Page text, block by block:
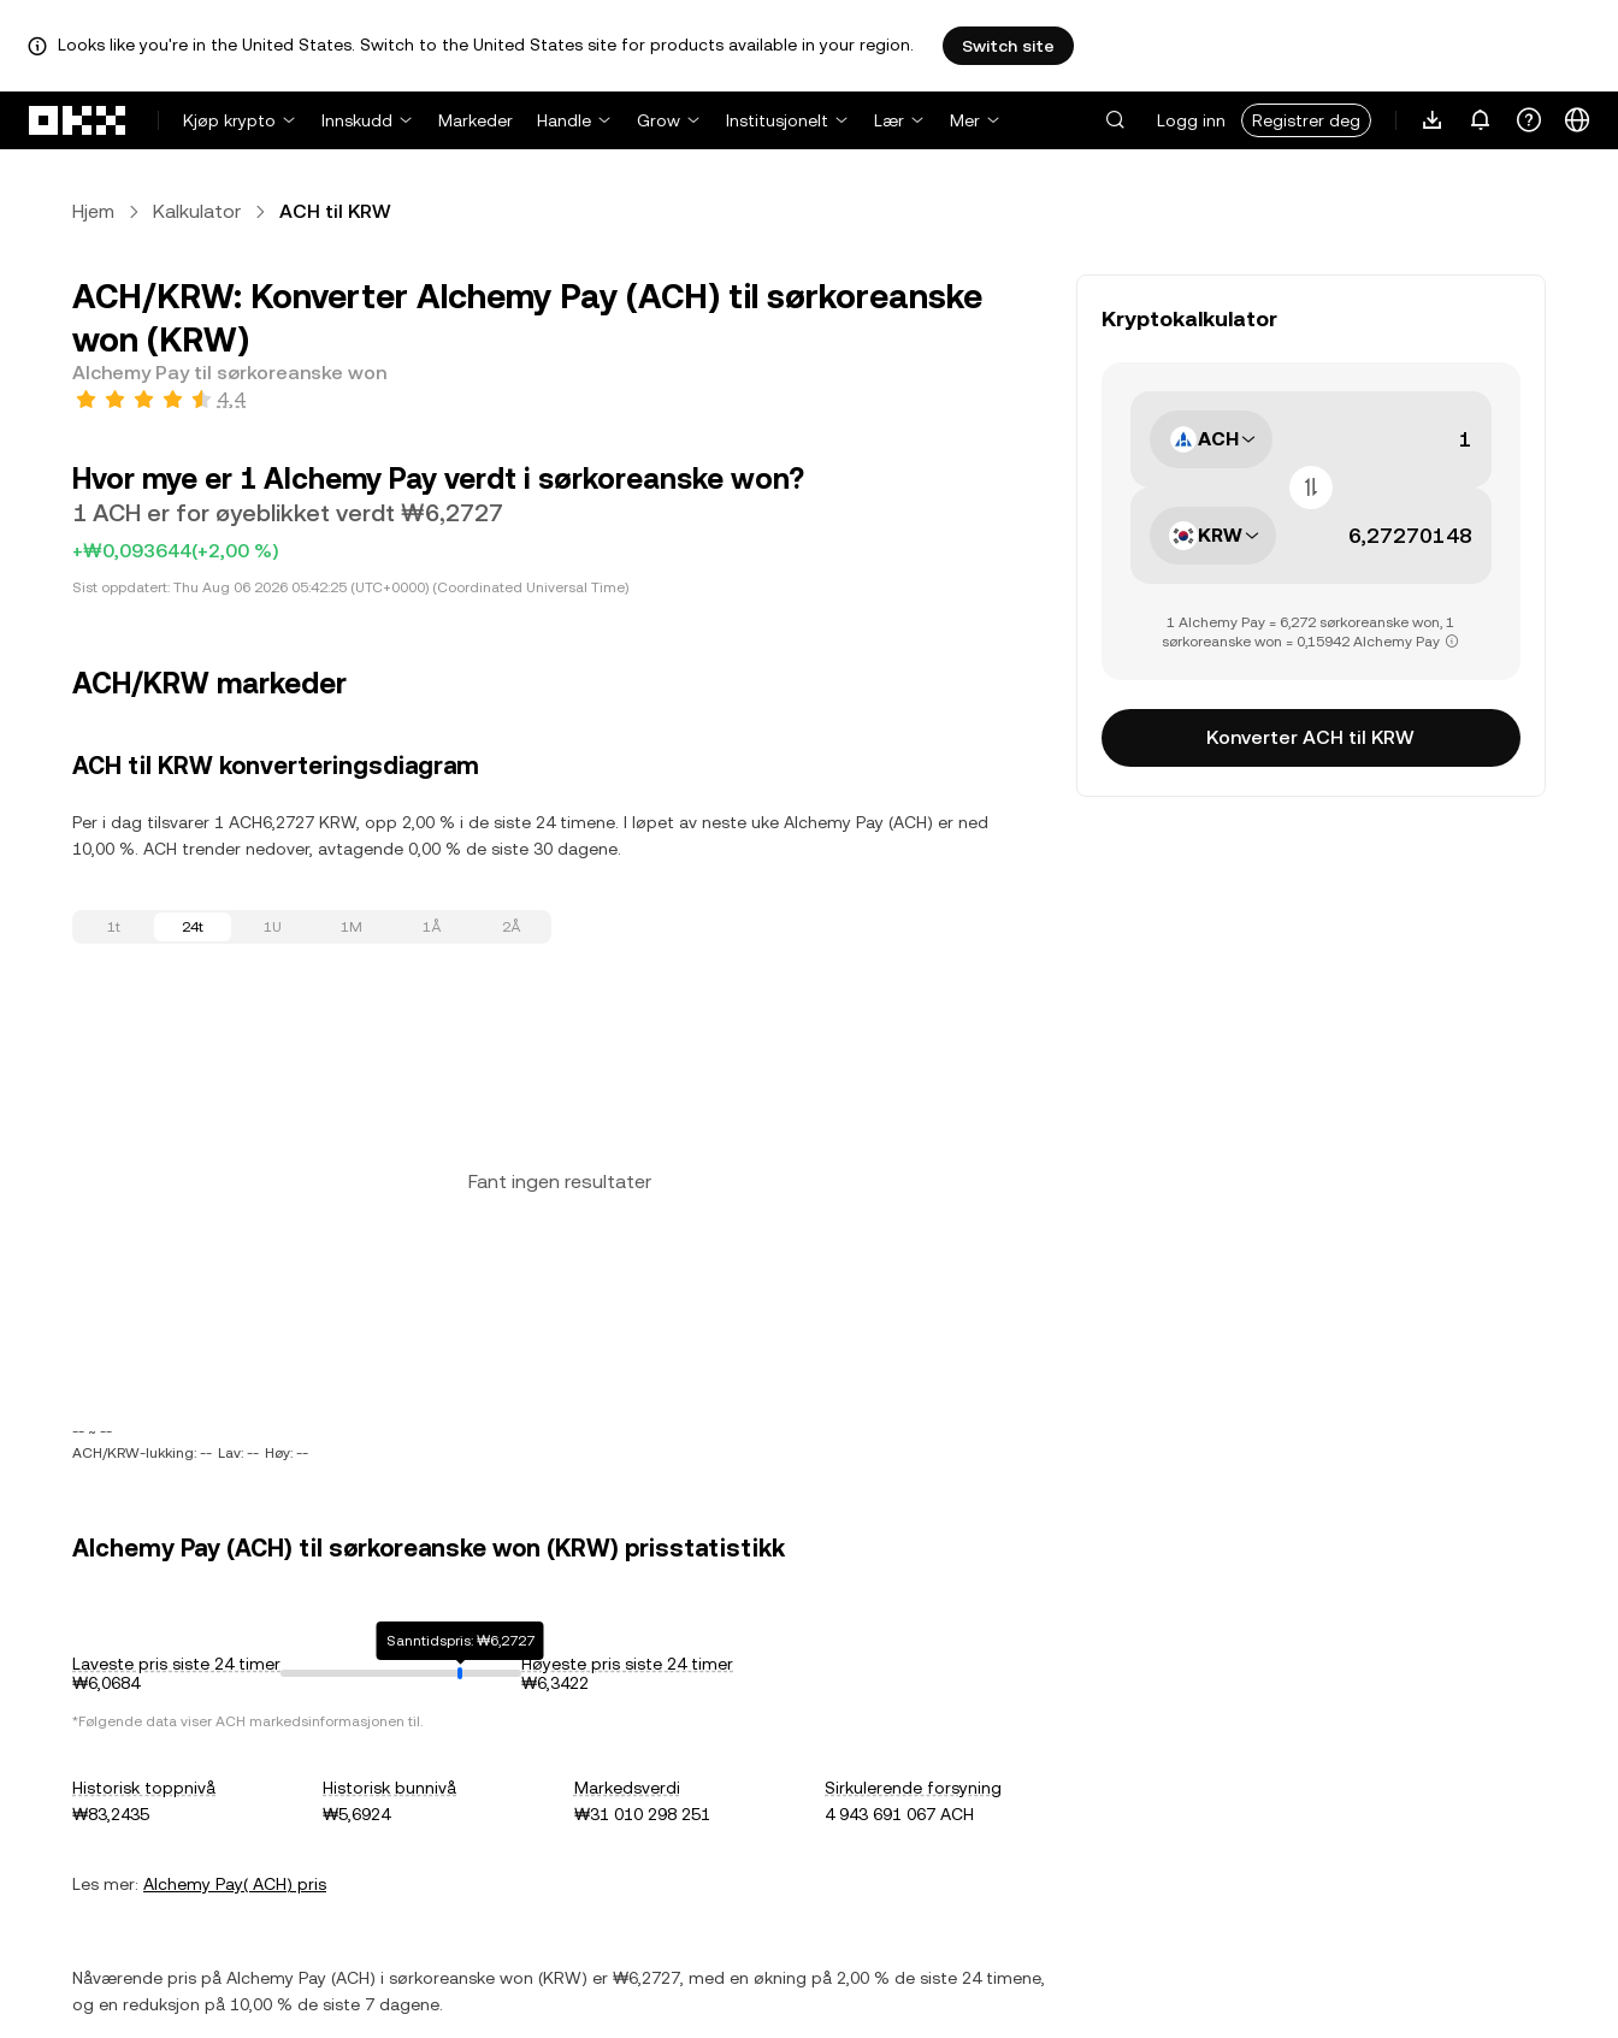
Looks like you're in the United States. Switch to the United States site for products available in your region. Switch site
Kjøp krypto
Innskudd Markeder Handle Grow Institusjonelt Lær Mer Logg inn Registrer deg
Hjem Kalkulator ACH til KRW
ACH/KRW: Konverter Alchemy Pay (ACH) til sørkoreanske
won (KRW)
Alchemy Pay til sørkoreanske won
4,4
Hvor mye er 1 Alchemy Pay verdt i sørkoreanske won?
1 ACH er for øyeblikket verdt ₩6,2727
+₩0,093644(+2,00 %)
Sist oppdatert: Thu Aug 06 2026 05:42:25 (UTC+0000) (Coordinated Universal Time)
ACH/KRW markeder
ACH til KRW konverteringsdiagram
Per i dag tilsvarer 1 ACH6,2727 KRW, opp 2,00 % i de siste 24 timene. I løpet av neste uke Alchemy Pay (ACH) er ned
10,00 %. ACH trender nedover, avtagende 0,00 % de siste 30 dagene.
1t 24t 1U 1M 1Å 2Å
Fant ingen resultater
-- ~ --
ACH/KRW-lukking: -- Lav: -- Høy: --
Alchemy Pay (ACH) til sørkoreanske won (KRW) prisstatistikk
Laveste pris siste 24 timer
₩6,0684
Sanntidspris: ₩6,2727
Høyeste pris siste 24 timer
₩6,3422
*Følgende data viser ACH markedsinformasjonen til.
Historisk toppnivå
₩83,2435
Historisk bunnivå
₩5,6924
Markedsverdi
₩31 010 298 251
Sirkulerende forsyning
4 943 691 067 ACH
Les mer: Alchemy Pay( ACH) pris
Nåværende pris på Alchemy Pay (ACH) i sørkoreanske won (KRW) er ₩6,2727 , med en økning på 2,00 % de siste 24 timene,
og en reduksjon på 10,00 % de siste 7 dagene.
Kryptokalkulator
ACH
KRW
1 Alchemy Pay = 6,272 sørkoreanske won, 1
sørkoreanske won = 0,15942 Alchemy Pay
Konverter ACH til KRW